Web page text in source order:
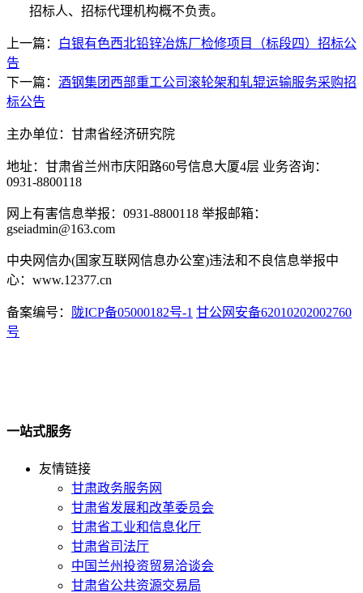
招标人、招标代理机构概不负责。
上一篇：
白银有色西北铅锌冶炼厂检修项目（标段四）招标公
告
下一篇： 酒钢集团西部重工公司滚轮架和轧辊运输服务采购招
标公告
主办单位：甘肃省经济研究院
地址：甘肃省兰州市庆阳路60号信息大厦4层 业务咨询：
0931-8800118
网上有害信息举报：0931-8800118 举报邮箱：
gseiadmin@163.com
中央网信办(国家互联网信息办公室)违法和不良信息举报中
心：www.12377.cn
备案编号： 陇ICP备05000182号-1 甘公网安备62010202002760
号
一站式服务
友情链接
甘肃政务服务网
甘肃省发展和改革委员会
甘肃省工业和信息化厅
甘肃省司法厅
中国兰州投资贸易洽谈会
甘肃省公共资源交易局